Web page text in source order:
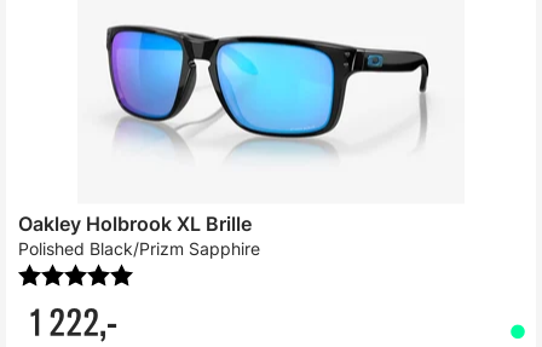
Oakley Holbrook XL Brille
Polished Black/Prizm Sapphire
1 222,-
Karakter: